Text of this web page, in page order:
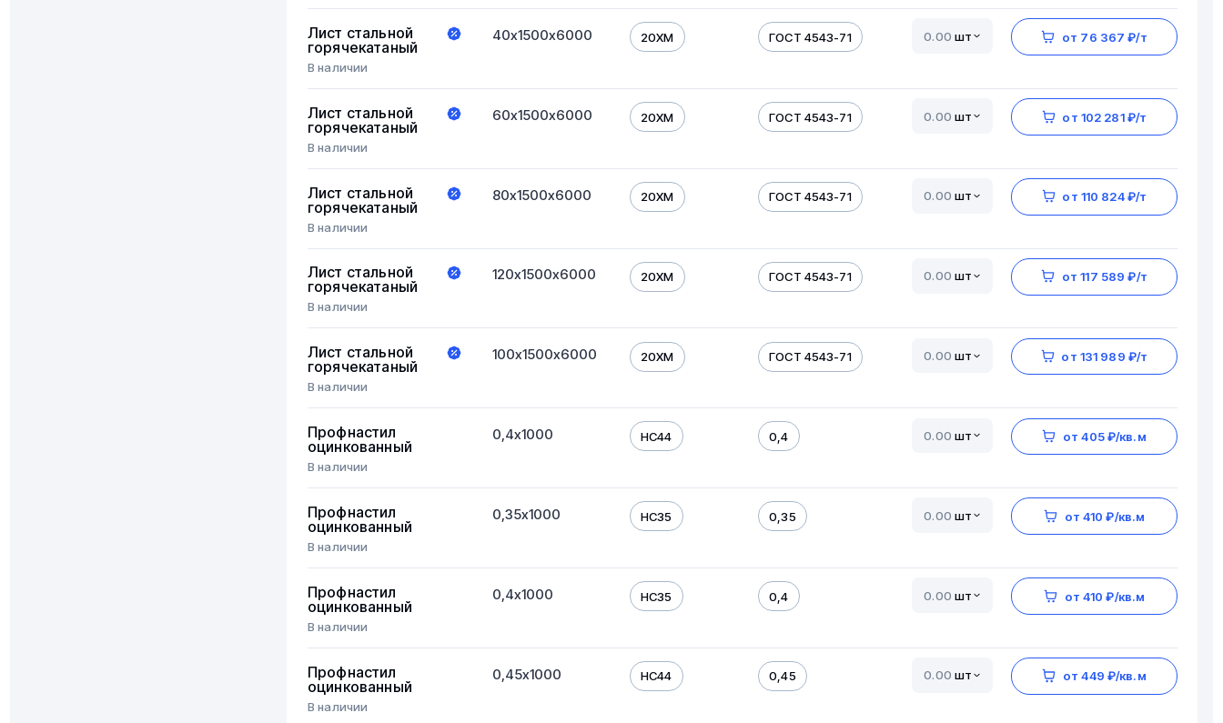
Лист стальной
горячекатаный
В наличии
40х1500х6000 20ХМ ГОСТ 4543-71 шт от 76 367 ₽/т
Лист стальной
горячекатаный
В наличии
60х1500х6000 20ХМ ГОСТ 4543-71 шт от 102 281 ₽/т
Лист стальной
горячекатаный
В наличии
80х1500х6000 20ХМ ГОСТ 4543-71 шт от 110 824 ₽/т
Лист стальной
горячекатаный
В наличии
120х1500х6000 20ХМ ГОСТ 4543-71 шт от 117 589 ₽/т
Лист стальной
горячекатаный
В наличии
100х1500х6000 20ХМ ГОСТ 4543-71 шт от 131 989 ₽/т
Профнастил
оцинкованный
В наличии
0,4х1000 HC44 0,4 шт от 405 ₽/кв.м
Профнастил
оцинкованный
В наличии
0,35х1000 HC35 0,35 шт от 410 ₽/кв.м
Профнастил
оцинкованный
В наличии
0,4х1000 HC35 0,4 шт от 410 ₽/кв.м
Профнастил
оцинкованный
В наличии
0,45х1000 HC44 0,45 шт от 449 ₽/кв.м